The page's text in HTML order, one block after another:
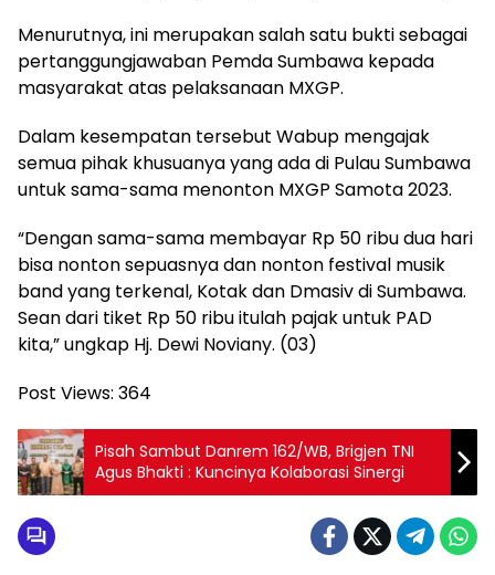
Menurutnya, ini merupakan salah satu bukti sebagai
pertanggungjawaban Pemda Sumbawa kepada
masyarakat atas pelaksanaan MXGP.
Dalam kesempatan tersebut Wabup mengajak
semua pihak khusuanya yang ada di Pulau Sumbawa
untuk sama-sama menonton MXGP Samota 2023.
“Dengan sama-sama membayar Rp 50 ribu dua hari
bisa nonton sepuasnya dan nonton festival musik
band yang terkenal, Kotak dan Dmasiv di Sumbawa.
Sean dari tiket Rp 50 ribu itulah pajak untuk PAD
kita,” ungkap Hj. Dewi Noviany. (03)
Post Views: 364
Pisah Sambut Danrem 162/WB, Brigjen TNI
Agus Bhakti : Kuncinya Kolaborasi Sinergi